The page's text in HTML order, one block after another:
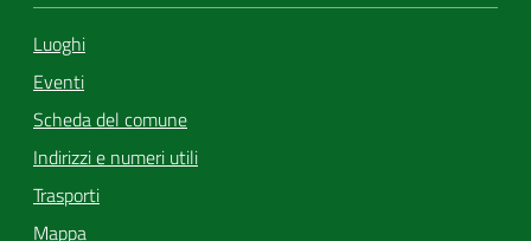
Luoghi
Eventi
Scheda del comune
Indirizzi e numeri utili
Trasporti
Mappa